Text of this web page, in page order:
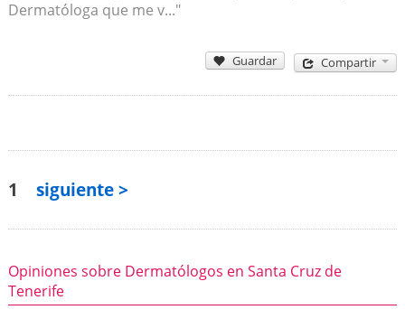
Dermatóloga que me v..."
Guardar Compartir
1 siguiente >
Opiniones sobre Dermatólogos en Santa Cruz de
Tenerife